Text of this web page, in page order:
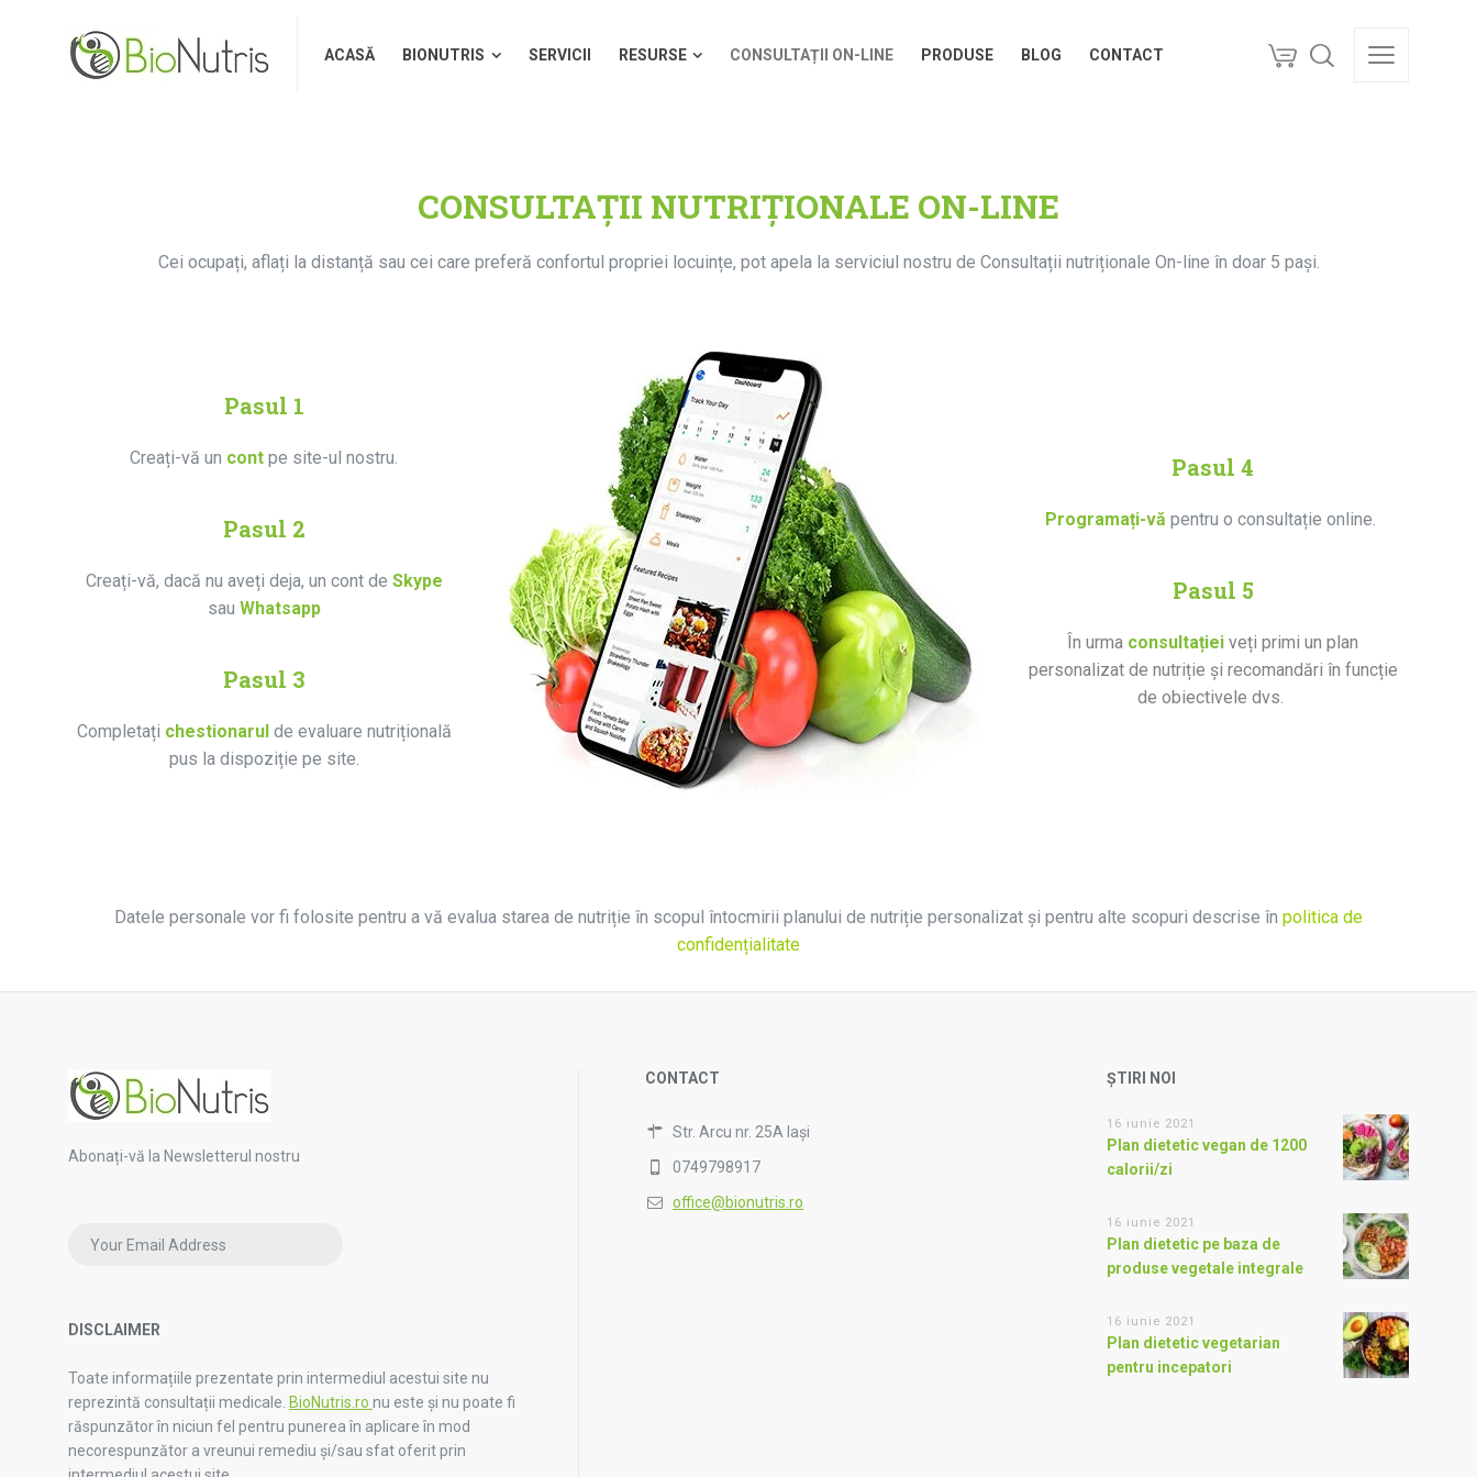
ACASĂ BIONUTRIS SERVICII RESURSE CONSULTAȚII ON-LINE PRODUSE BLOG CONTACT
CONSULTAȚII NUTRIȚIONALE ON-LINE
Cei ocupați, aflați la distanță sau cei care preferă confortul propriei locuințe, pot apela la serviciul nostru de Consultații nutriționale On-line în doar 5 pași.
Pasul 1
Creați-vă un contpe site-ul nostru.
Pasul 2
Creați-vă, dacă nu aveți deja, un cont de Skype
sau Whatsapp
Pasul 3
Completați chestionarul de evaluare nutrițională
pus la dispoziție pe site.
Pasul 4
Programați-văpentru o consultație online.
Pasul 5
În urma consultației veți primi un plan
personalizat de nutriție și recomandări în funcție
de obiectivele dvs.
Datele personale vor fi folosite pentru a vă evalua starea de nutriție în scopul întocmirii planului de nutriție personalizat și pentru alte scopuri descrise în politica de
confidențialitate
Abonați-vă la Newsletterul nostru
DISCLAIMER
Toate informațiile prezentate prin intermediul acestui site nu
reprezintă consultații medicale. BioNutris.ro nu este și nu poate fi
răspunzător în niciun fel pentru punerea în aplicare în mod
necorespunzător a vreunui remediu și/sau sfat oferit prin
CONTACT
Str. Arcu nr. 25A Iași
0749798917
office@bionutris.ro
ȘTIRI NOI
16 iunie 2021
Plan dietetic vegan de 1200
calorii/zi
16 iunie 2021
Plan dietetic pe baza de
produse vegetale integrale
16 iunie 2021
Plan dietetic vegetarian
pentru incepatori